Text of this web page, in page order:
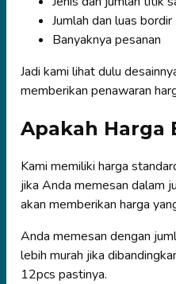
Jumlah dan luas bordir
Banyaknya pesanan
Jadi kami lihat dulu
memberikan penawaran
Apakah Harga
Kami memiliki harga
jika Anda memesan dalam
akan memberikan harga
Anda memesan dengan
lebih murah jika
12pcs pastinya.